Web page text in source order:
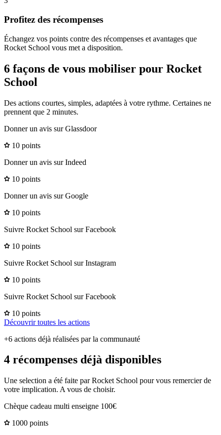
Profitez des récompenses
Échangez vos points contre des récompenses et avantages que
Rocket School vous met a disposition.
6 façons de vous mobiliser pour Rocket
School
Des actions courtes, simples, adaptées à votre rythme. Certaines ne
prennent que 2 minutes.
Donner un avis sur Glassdoor
10 points
Donner un avis sur Indeed
10 points
Donner un avis sur Google
10 points
Suivre Rocket School sur Facebook
10 points
Suivre Rocket School sur Instagram
10 points
Suivre Rocket School sur Facebook
10 points
Découvrir toutes les actions
+6 actions déjà réalisées par la communauté
4 récompenses déjà disponibles
Une selection a été faite par Rocket School pour vous remercier de
votre implication. A vous de choisir.
Chèque cadeau multi enseigne 100€
1000 points